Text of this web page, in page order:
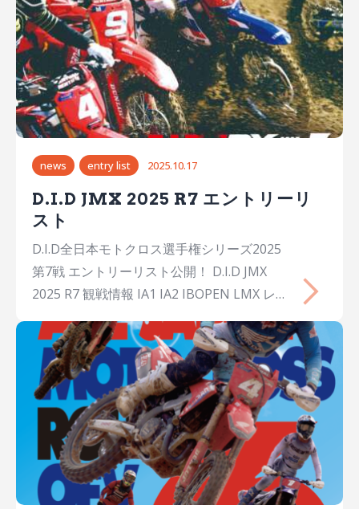
BellsHondaCRF450R 2 JAY WILSON Jay
WILSONAUS31 YAMAHA FACTORY RACING
TEAMYamahaYZ450FM 3 大城 魁之輔
Kainosuke OSHIRO沖縄26 YAMAHA
FACTORY…
news entry list 2025.10.17
D.I.D JMX 2025 R7 エントリーリ
スト
D.I.D全日本モトクロス選手権シリーズ2025
第7戦 エントリーリスト公開！ D.I.D JMX
2025 R7 観戦情報 IA1 IA2 IBOPEN LMX レデ
ロス IA1 No.氏名Name出身年齢チームメー
カーマシン 1Jay WilsonJay
WILSONAUS31YAMAHA FACTORY RACING
TEAMYamahaYZ450FM 2横山 遥希Haruki
YOKOYAMA埼玉27Honda Dream Racing
LGHondaCRF450R 3Romain Febvre
Romain FEBVREFRA33Team Kawasaki
R&DKawasakiKX450SR 4大倉 由揮Yuki